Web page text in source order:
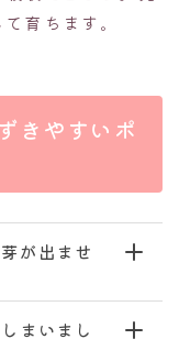
育ちます。
きやすいポ
が出ませ
まいまし